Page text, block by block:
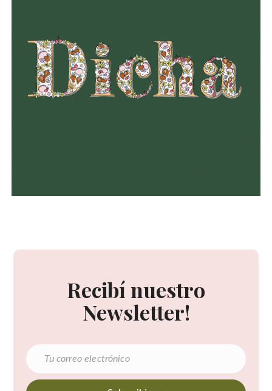
Recibí nuestro
Newsletter!